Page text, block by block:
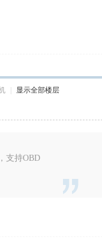
显示全部楼层
支持OBD